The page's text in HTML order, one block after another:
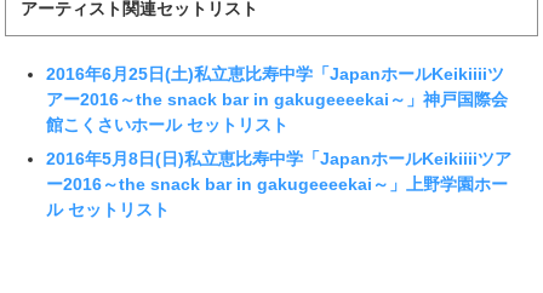
アーティスト関連セットリスト
2016年6月25日(土)私立恵比寿中学「JapanホールKeikiiiiツ
アー2016～the snack bar in gakugeeeekai～」神戸国際会
館こくさいホール セットリスト
2016年5月8日(日)私立恵比寿中学「JapanホールKeikiiiiツア
ー2016～the snack bar in gakugeeeekai～」上野学園ホー
ル セットリスト